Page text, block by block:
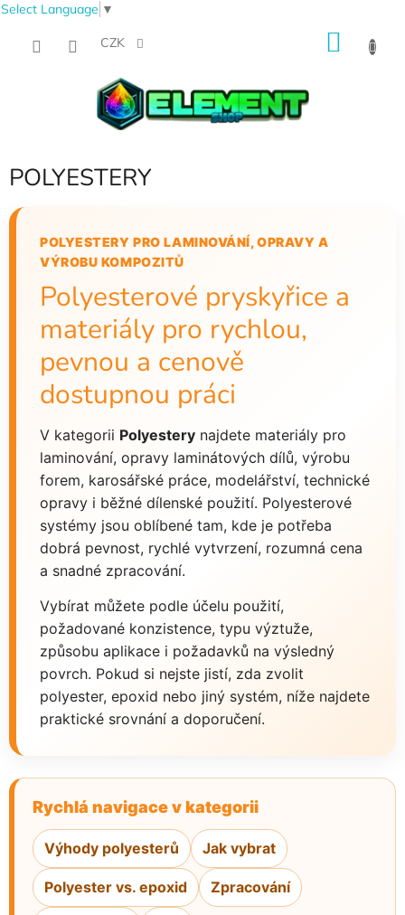
Select Language ▼
CZK
POLYESTERY
POLYESTERY PRO LAMINOVÁNÍ, OPRAVY A
VÝROBU KOMPOZITŮ
Polyesterové pryskyřice a
materiály pro rychlou,
pevnou a cenově
dostupnou práci
V kategorii Polyestery najdete materiály pro
laminování, opravy laminátových dílů, výrobu
forem, karosářské práce, modelářství, technické
opravy i běžné dílenské použití. Polyesterové
systémy jsou oblíbené tam, kde je potřeba
dobrá pevnost, rychlé vytvrzení, rozumná cena
a snadné zpracování.
Vybírat můžete podle účelu použití,
požadované konzistence, typu výztuže,
způsobu aplikace i požadavků na výsledný
povrch. Pokud si nejste jistí, zda zvolit
polyester, epoxid nebo jiný systém, níže najdete
praktické srovnání a doporučení.
Rychlá navigace v kategorii
Výhody polyesterů Jak vybrat
Polyester vs. epoxid Zpracování